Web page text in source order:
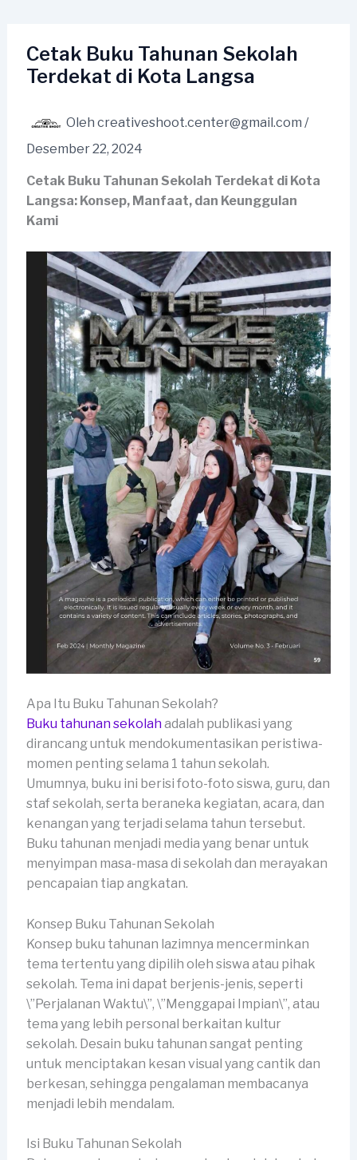
kontenCetak Buku Tahunan Sekolah
Terdekat di Kota Langsa
Oleh creativeshoot.center@gmail.com /
Desember 22, 2024
Cetak Buku Tahunan Sekolah Terdekat di Kota
Langsa: Konsep, Manfaat, dan Keunggulan
Kami
Apa Itu Buku Tahunan Sekolah?
Buku tahunan sekolahadalah publikasi yang
dirancang untuk mendokumentasikan peristiwa-
momen penting selama 1 tahun sekolah.
Umumnya, buku ini berisi foto-foto siswa, guru, dan
staf sekolah, serta beraneka kegiatan, acara, dan
kenangan yang terjadi selama tahun tersebut.
Buku tahunan menjadi media yang benar untuk
menyimpan masa-masa di sekolah dan merayakan
pencapaian tiap angkatan.
Konsep Buku Tahunan Sekolah
Konsep buku tahunan lazimnya mencerminkan
tema tertentu yang dipilih oleh siswa atau pihak
sekolah. Tema ini dapat berjenis-jenis, seperti
\”Perjalanan Waktu\”, \”Menggapai Impian\”, atau
tema yang lebih personal berkaitan kultur
sekolah. Desain buku tahunan sangat penting
untuk menciptakan kesan visual yang cantik dan
berkesan, sehingga pengalaman membacanya
menjadi lebih mendalam.
Isi Buku Tahunan Sekolah